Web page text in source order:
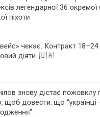
легендарної 36 окремої
піхоти
чекає. Контракт
діяти. 🇺🇦
знову дістає пожовклу
щоб довести, що “українці